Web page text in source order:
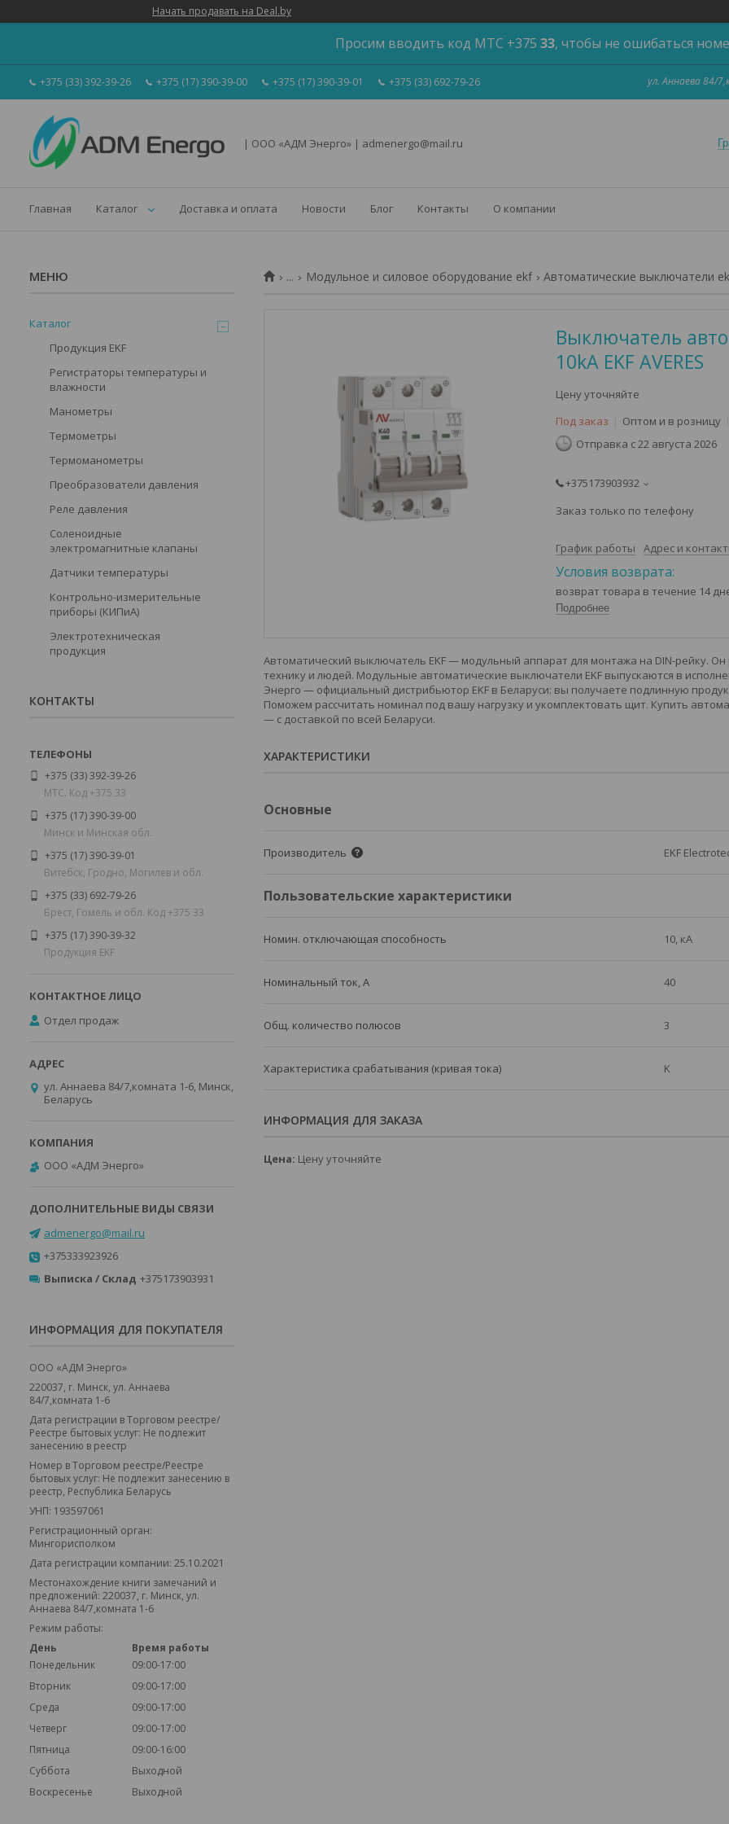
Начать продавать на Deal.by
Просим вводить код МТС +375 33, чтобы не ошибаться
+375 (33) 392-39-26 +375 (17) 390-39-00 +375 (17) 390-39-01 +375 (33) 692-79-26 ул. Аннаева 84/
| ООО «АДМ Энерго» | admenergo@mail.ru
Главная Каталог Доставка и оплата Новости Блог Контакты О компании
... Модульное и силовое оборудование ekf Автоматические выключатели
Выключатель
10kA EKF AVERES
Цену уточняйте
Под заказ
Оптом и в розницу
Отправка с 22 августа 2026
+375173903932
Заказ только по телефону
График работы Адрес и
возврат товара в течение 14
Подробнее
Автоматический выключатель EKF — модульный аппарат для монтажа на DIN-рейку.
технику и людей. Модульные автоматические выключатели EKF выпускаются в
Энерго — официальный дистрибьютор EKF в Беларуси: вы получаете подлинную
Поможем рассчитать номинал под вашу нагрузку и укомплектовать щит. Купить
— с доставкой по всей Беларуси.
ХАРАКТЕРИСТИКИ
Основные
Производитель EKF
Пользовательские характеристики
Номин. отключающая способность 10, кА
Номинальный ток, А 40
Общ. количество полюсов 3
Характеристика срабатывания (кривая тока) K
ИНФОРМАЦИЯ ДЛЯ ЗАКАЗА
Цена: Цену уточняйте
Каталог
Продукция EKF
Регистраторы температуры и
влажности
Манометры
Термометры
Термоманометры
Преобразователи давления
Реле давления
Соленоидные
электромагнитные клапаны
Датчики температуры
Контрольно-измерительные
приборы (КИПиА)
Электротехническая
продукция
КОНТАКТЫ
+375 (33) 392-39-26
МТС. Код +375 33
+375 (17) 390-39-00
Минск и Минская обл.
+375 (17) 390-39-01
Витебск, Гродно, Могилев и обл.
+375 (33) 692-79-26
Брест, Гомель и обл. Код +375 33
+375 (17) 390-39-32
Продукция EKF
Отдел продаж
ул. Аннаева 84/7,комната 1-6, Минск,
Беларусь
ООО «АДМ Энерго»
admenergo@mail.ru
+375333923926
Выписка / Склад +375173903931
ИНФОРМАЦИЯ ДЛЯ ПОКУПАТЕЛЯ
ООО «АДМ Энерго»
220037, г. Минск, ул. Аннаева
84/7,комната 1-6
Дата регистрации в Торговом реестре/
Реестре бытовых услуг: Не подлежит
занесению в реестр
Номер в Торговом реестре/Реестре
бытовых услуг: Не подлежит занесению в
реестр, Республика Беларусь
УНП: 193597061
Регистрационный орган:
Мингорисполком
Дата регистрации компании: 25.10.2021
Местонахождение книги замечаний и
предложений: 220037, г. Минск, ул.
Аннаева 84/7,комната 1-6
Режим работы:
День
Время работы
Понедельник
09:00-17:00
Вторник
09:00-17:00
Среда
09:00-17:00
Четверг
09:00-17:00
Пятница
09:00-16:00
Суббота
Выходной
Воскресенье
Выходной